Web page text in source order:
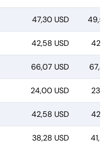
47,30 USD
42,58 USD
66,07 USD
24,00 USD
42,58 USD
38,28 USD